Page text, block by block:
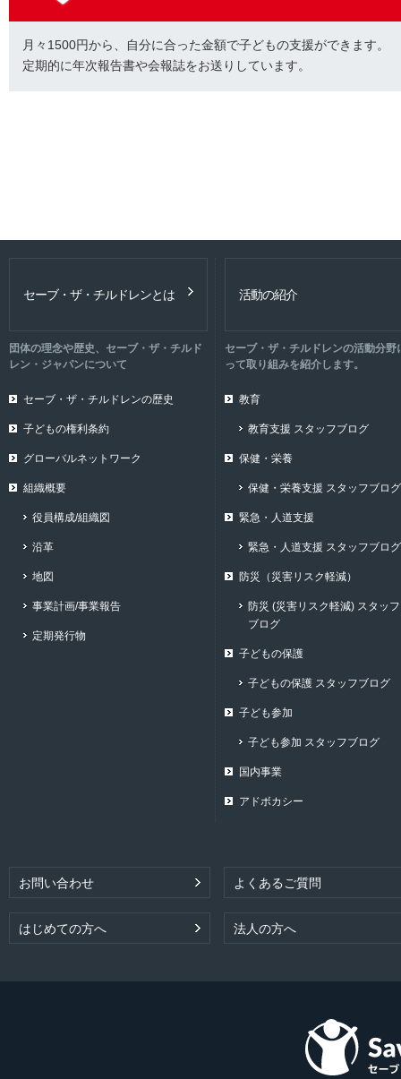
月々1500円から、自分に合った金額で子どもの支援ができます。
定期的に年次報告書や会報誌をお送りしています。
セーブ・ザ・チルドレンとは
団体の理念や歴史、セーブ・ザ・チルド
レン・ジャパンについて
セーブ・ザ・チルドレンの歴史
子どもの権利条約
グローバルネットワーク
組織概要
役員構成/組織図
沿革
地図
事業計画/事業報告
定期発行物
活動の紹介
セーブ・ザ・チルドレンの活動分野
って取り組みを紹介します。
教育
教育支援 スタッフブログ
保健・栄養
保健・栄養支援 スタッフブログ
緊急・人道支援
緊急・人道支援 スタッフブログ
防災（災害リスク軽減）
防災 (災害リスク軽減) スタッフ
ブログ
子どもの保護
子どもの保護 スタッフブログ
子ども参加
子ども参加 スタッフブログ
国内事業
アドボカシー
お問い合わせ よくあるご質問
はじめての方へ 法人の方へ